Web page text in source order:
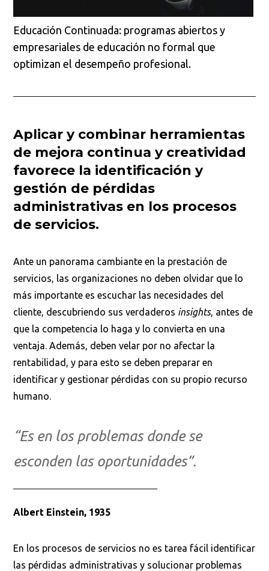
Educación Continuada: programas abiertos y
empresariales de educación no formal que
optimizan el desempeño profesional.
Aplicar y combinar herramientas
de mejora continua y creatividad
favorece la identificación y
gestión de pérdidas
administrativas en los procesos
de servicios.
Ante un panorama cambiante en la prestación de
servicios, las organizaciones no deben olvidar que lo
más importante es escuchar las necesidades del
cliente, descubriendo sus verdaderos insights, antes de
que la competencia lo haga y lo convierta en una
ventaja. Además, deben velar por no afectar la
rentabilidad, y para esto se deben preparar en
identificar y gestionar pérdidas con su propio recurso
humano.
“Es en los problemas donde se
esconden las oportunidades”.
Albert Einstein, 1935
En los procesos de servicios no es tarea fácil identificar
las pérdidas administrativas y solucionar problemas